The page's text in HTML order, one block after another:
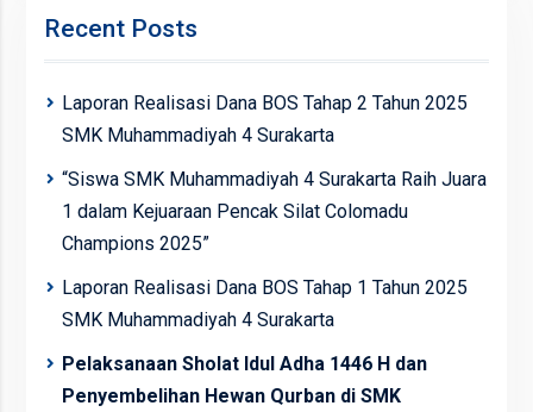
Recent Posts
Laporan Realisasi Dana BOS Tahap 2 Tahun 2025
SMK Muhammadiyah 4 Surakarta
“Siswa SMK Muhammadiyah 4 Surakarta Raih Juara
1 dalam Kejuaraan Pencak Silat Colomadu
Champions 2025”
Laporan Realisasi Dana BOS Tahap 1 Tahun 2025
SMK Muhammadiyah 4 Surakarta
Pelaksanaan Sholat Idul Adha 1446 H dan
Penyembelihan Hewan Qurban di SMK